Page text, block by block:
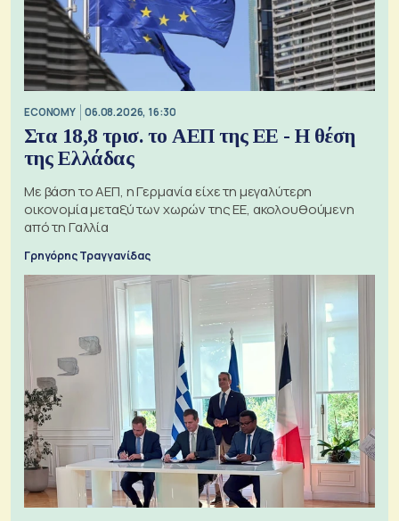
ECONOMY 06.08.2026, 16:30
Στα 18,8 τρισ. το ΑΕΠ της ΕΕ - Η θέση
της Ελλάδας
Με βάση το ΑΕΠ, η Γερμανία είχε τη μεγαλύτερη
οικονομία μεταξύ των χωρών της ΕΕ, ακολουθούμενη
από τη Γαλλία
Γρηγόρης Τραγγανίδας